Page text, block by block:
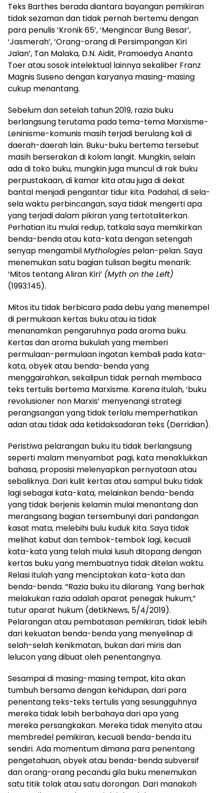
Teks Barthes berada diantara bayangan pemikiran
tidak sezaman dan tidak pernah bertemu dengan
para penulis ‘Kronik 65’, ‘Mengincar Bung Besar’,
‘Jasmerah’, ‘Orang-orang di Persimpangan Kiri
Jalan’, Tan Malaka, D.N. Aidit, Pramoedya Ananta
Toer atau sosok intelektual lainnya sekaliber Franz
Magnis Suseno dengan karyanya masing-masing
cukup menantang.
Sebelum dan setelah tahun 2019, razia buku
berlangsung terutama pada tema-tema Marxisme-
Leninisme-komunis masih terjadi berulang kali di
daerah-daerah lain. Buku-buku bertema tersebut
masih berserakan di kolom langit. Mungkin, selain
ada di toko buku, mungkin juga muncul di rak buku
perpustakaan, di kamar kita atau juga di dekat
bantal menjadi pengantar tidur kita. Padahal, di sela-
sela waktu perbincangan, saya tidak mengerti apa
yang terjadi dalam pikiran yang tertotaliterkan.
Perhatian itu mulai redup, tatkala saya memikirkan
benda-benda atau kata-kata dengan setengah
senyap mengambilMythologies pelan-pelan. Saya
menemukan satu bagian tulisan begitu menarik:
‘Mitos tentang Aliran Kiri’ (Myth on the Left)
(1993:145).
Mitos itu tidak berbicara pada debu yang menempel
di permukaan kertas buku atau ia tidak
menanamkan pengaruhnya pada aroma buku.
Kertas dan aroma bukulah yang memberi
permulaan-permulaan ingatan kembali pada kata-
kata, obyek atau benda-benda yang
menggairahkan, sekalipun tidak pernah membaca
teks tertulis bertema Marxisme. Karena itulah, ‘buku
revolusioner non Marxis’ menyenangi strategi
perangsangan yang tidak terlalu memperhatikan
adan atau tidak ada ketidaksadaran teks (Derridian).
Peristiwa pelarangan buku itu tidak berlangsung
seperti malam menyambat pagi, kata menaklukkan
bahasa, proposisi melenyapkan pernyataan atau
sebaliknya. Dari kulit kertas atau sampul buku tidak
lagi sebagai kata-kata, melainkan benda-benda
yang tidak berjenis kelamin mulai menantang dan
merangsang bagian tersembunyi dari pandangan
kasat mata, melebihi bulu kuduk kita. Saya tidak
melihat kabut dan tembok-tembok lagi, kecuali
kata-kata yang telah mulai lusuh ditopang dengan
kertas buku yang membuatnya tidak ditelan waktu.
Relasi itulah yang menciptakan kata-kata dan
benda-benda. “Razia buku itu dilarang. Yang berhak
melakukan razia adalah aparat penegak hukum,”
tutur aparat hukum (detikNews, 5/4/2019).
Pelarangan atau pembatasan pemikiran, tidak lebih
dari kekuatan benda-benda yang menyelinap di
selah-selah kenikmatan, bukan dari miris dan
lelucon yang dibuat oleh penentangnya.
Sesampai di masing-masing tempat, kita akan
tumbuh bersama dengan kehidupan, dari para
penentang teks-teks tertulis yang sesungguhnya
mereka tidak lebih berbahaya dari apa yang
mereka persangkakan. Mereka tidak menyita atau
membredel pemikiran, kecuali benda-benda itu
sendiri. Ada momentum dimana para penentang
pengetahuan, obyek atau benda-benda subversif
dan orang-orang pecandu gila buku menemukan
satu titik tolak atau satu dorongan. Dari manakah